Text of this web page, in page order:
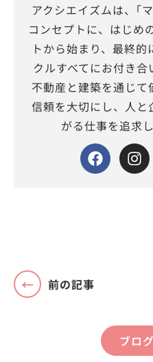
アクシエイズムは、｢
コンセプトに、はじめ
トから始まり、最終
クルすべてにお付き合
不動産と建築を通じて
信頼を大切にし、人
がる仕事を追求
前の記事
ブロ